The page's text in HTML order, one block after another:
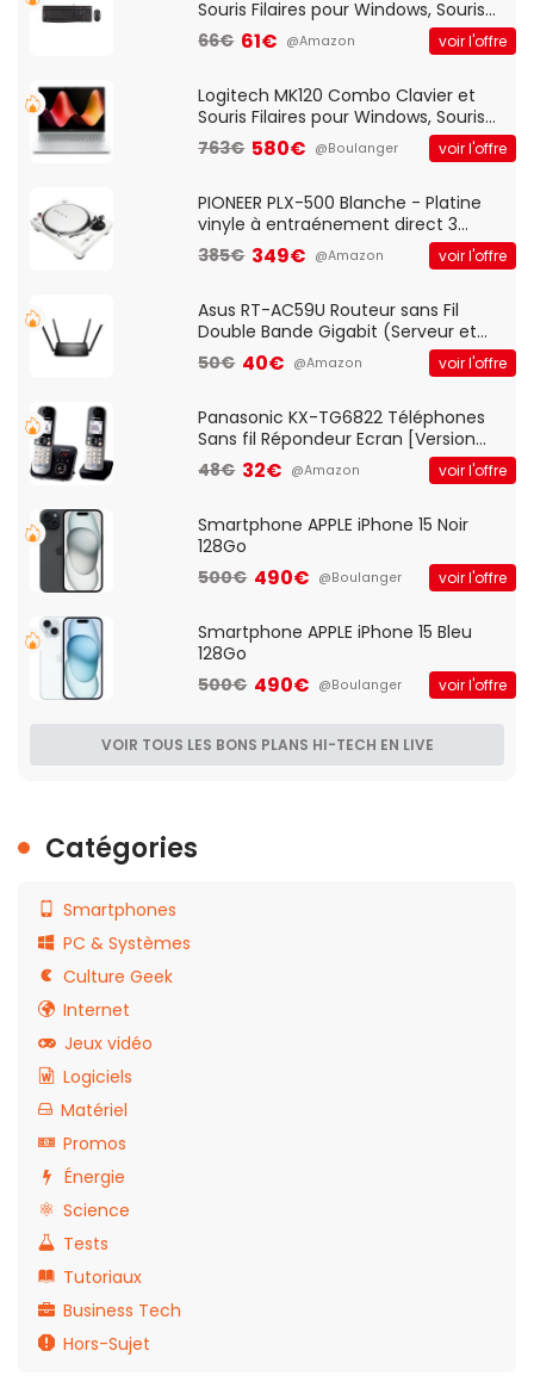
Souris Filaires pour Windows, Souris
Optique Filaire, Connexion USB Plug
And Play, Confortable, Taille
QWERTY UK - Noir
66€ 61€ @Amazon voir l'offre
Logitech MK120 Combo Clavier et
Souris Filaires pour Windows, Souris
Optique Filaire, Connexion USB Plug
And Play, Confortable, Taille
QWERTY UK - Noir
763€ 580€ @Boulanger voir l'offre
PIONEER PLX-500 Blanche - Platine
vinyle à entraénement direct 3
vitesses (33-45-78 trs/min) avec
pre-ampli intégré et port USB
385€ 349€ @Amazon voir l'offre
Asus RT-AC59U Routeur sans Fil
Double Bande Gigabit (Serveur et
Client VPN, Triple Vlan, Mode Point
d'accès et Bridge, contrôle Parental,
50€ 40€ @Amazon voir l'offre
Panasonic KX-TG6822 Téléphones
Sans fil Répondeur Ecran [Version
Française]
48€ 32€ @Amazon voir l'offre
Smartphone APPLE iPhone 15 Noir
128Go
500€ 490€ @Boulanger voir l'offre
Smartphone APPLE iPhone 15 Bleu
128Go
500€ 490€ @Boulanger voir l'offre
VOIR TOUS LES BONS PLANS HI-TECH EN LIVE
Catégories
Smartphones
PC & Systèmes
Culture Geek
Internet
Jeux vidéo
Logiciels
Matériel
Promos
Énergie
Science
Tests
Tutoriaux
Business Tech
Hors-Sujet